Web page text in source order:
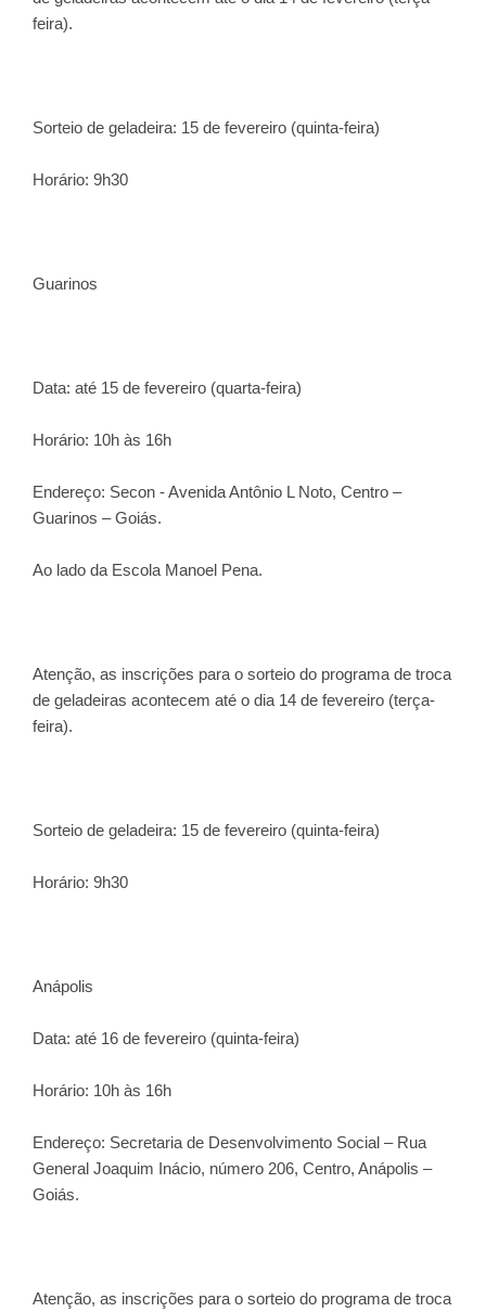
feira).
Sorteio de geladeira: 15 de fevereiro (quinta-feira)
Horário: 9h30
Guarinos
Data: até 15 de fevereiro (quarta-feira)
Horário: 10h às 16h
Endereço: Secon - Avenida Antônio L Noto, Centro –
Guarinos – Goiás.
Ao lado da Escola Manoel Pena.
Atenção, as inscrições para o sorteio do programa de troca
de geladeiras acontecem até o dia 14 de fevereiro (terça-
feira).
Sorteio de geladeira: 15 de fevereiro (quinta-feira)
Horário: 9h30
Anápolis
Data: até 16 de fevereiro (quinta-feira)
Horário: 10h às 16h
Endereço: Secretaria de Desenvolvimento Social – Rua
General Joaquim Inácio, número 206, Centro, Anápolis –
Goiás.
Atenção, as inscrições para o sorteio do programa de troca